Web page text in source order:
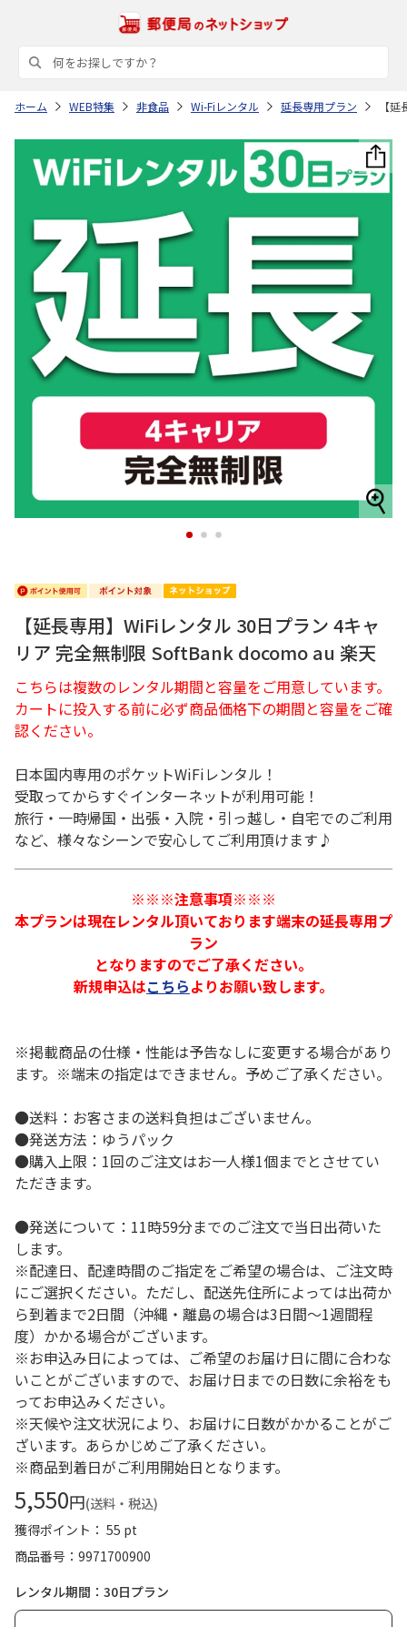
ホーム WEB特集 非食品 Wi-Fiレンタル 延長専用プラン 【
1 2 3
【延長専用】WiFiレンタル 30日プラン 4キャ
リア 完全無制限 SoftBank docomo au 楽天
こちらは複数のレンタル期間と容量をご用意しています。
カートに投入する前に必ず商品価格下の期間と容量をご確
認ください。
日本国内専用のポケットWiFiレンタル！
受取ってからすぐインターネットが利用可能！
旅行・一時帰国・出張・入院・引っ越し・自宅でのご利用
など、様々なシーンで安心してご利用頂けます♪
※※※注意事項※※※
本プランは現在レンタル頂いております端末の延長専用プ
ラン
となりますのでご了承ください。
新規申込はこちらよりお願い致します。
※掲載商品の仕様・性能は予告なしに変更する場合があり
ます。※端末の指定はできません。予めご了承ください。
●送料：お客さまの送料負担はございません。
●発送方法：ゆうパック
●購入上限：1回のご注文はお一人様1個までとさせてい
ただきます。
●発送について：11時59分までのご注文で当日出荷いた
します。
※配達日、配達時間のご指定をご希望の場合は、ご注文時
にご選択ください。ただし、配送先住所によっては出荷か
ら到着まで2日間（沖縄・離島の場合は3日間～1週間程
度）かかる場合がございます。
※お申込み日によっては、ご希望のお届け日に間に合わな
いことがございますので、お届け日までの日数に余裕をも
ってお申込みください。
※天候や注文状況により、お届けに日数がかかることがご
ざいます。あらかじめご了承ください。
※商品到着日がご利用開始日となります。
5,550円(送料・税込)
獲得ポイント： 55 pt
商品番号
9971700900
レンタル期間：30日プラン